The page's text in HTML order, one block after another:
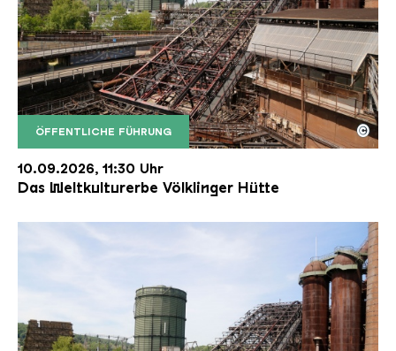
ÖFFENTLICHE FÜHRUNG
Der Erzschrägaufzug der Völklinger Hütte mit
Copyright: Weltkulturerbe Völklinger Hütte | Karl
©
10.09.2026, 11:30 Uhr
Das Weltkulturerbe Völklinger Hütte